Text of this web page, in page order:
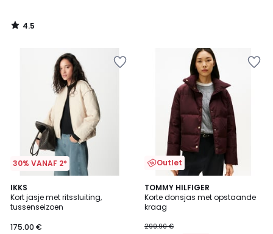
4.5
/
30% VANAF 2*
IKKS
Kort jasje met ritssluiting,
tussenseizoen
175.00 €
Outlet
TOMMY HILFIGER
Korte donsjas met opstaande
kraag
299.90 €
5
/
5
2
Kleuren